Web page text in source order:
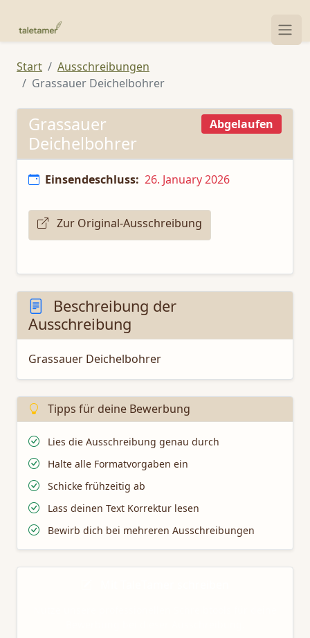
Start
Ausschreibungen
Grassauer Deichelbohrer
Grassauer
Deichelbohrer
Abgelaufen
Einsendeschluss: 26. January 2026
Zur Original-Ausschreibung
Beschreibung der
Ausschreibung
Grassauer Deichelbohrer
Tipps für deine Bewerbung
Lies die Ausschreibung genau durch
Halte alle Formatvorgaben ein
Schicke frühzeitig ab
Lass deinen Text Korrektur lesen
Bewirb dich bei mehreren Ausschreibungen